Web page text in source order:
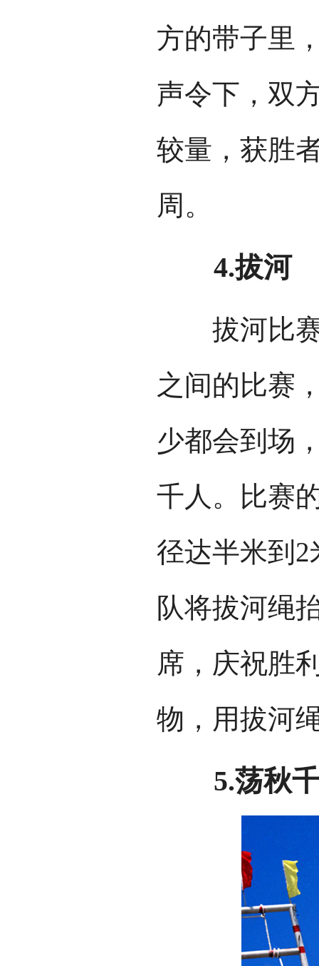
方的带子里
声令下，双
较量，获胜
周。
4.拔河
拔河比赛
之间的比赛
少都会到场
千人。比赛
径达半米到2
队将拔河绳
席，庆祝胜
物，用拔河
5.荡秋